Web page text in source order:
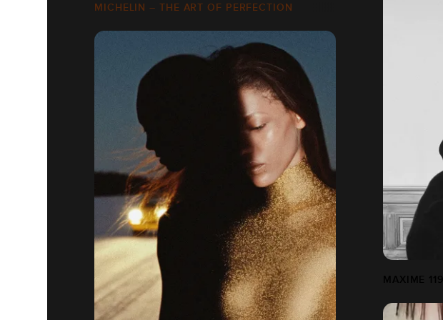
MICHELIN – THE ART OF PERFECTION
MAXIME 119